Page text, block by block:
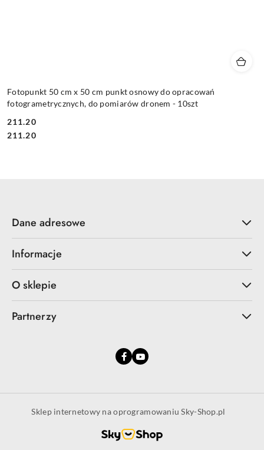
Fotopunkt 50 cm x 50 cm punkt osnowy do opracowań
fotogrametrycznych, do pomiarów dronem - 10szt
Cena:
211.20
Cena:
211.20
Dane adresowe
Informacje
O sklepie
Partnerzy
Sklep internetowy na oprogramowaniu Sky-Shop.pl